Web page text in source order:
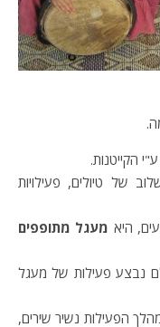
הקייטנות.
של טיולים, פעילויות
היא מעגל מתופפים
יום שלם נבצע פעילות של מעגל
של כ-45 דקות ובמהלך הפעילות נשיר שירים,